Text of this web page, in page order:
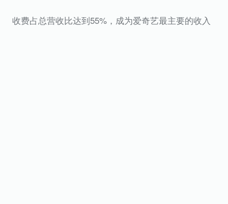
收费占总营收比达到55%，成为爱奇艺最主要的收入